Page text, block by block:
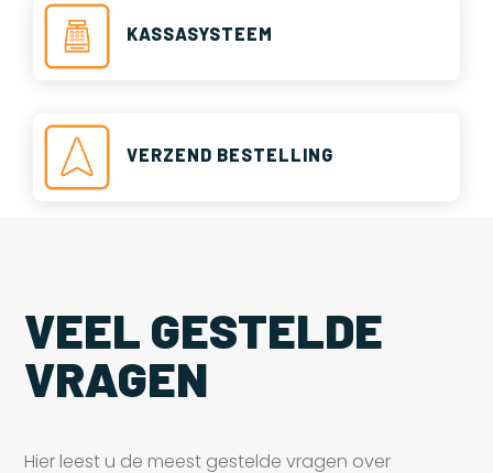
KASSASYSTEEM
VERZEND BESTELLING
VEEL GESTELDE
VRAGEN
Hier leest u de meest gestelde vragen over